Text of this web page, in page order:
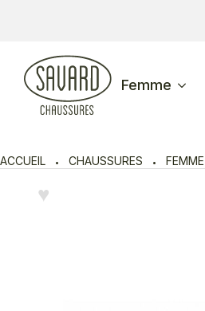
Femme
ACCUEIL CHAUSSURES FEMME
♥︎